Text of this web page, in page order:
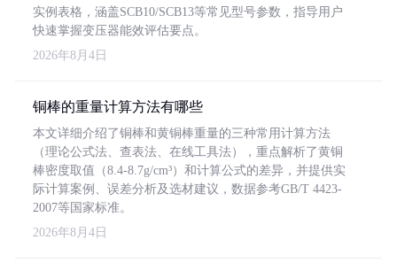
实例表格，涵盖SCB10/SCB13等常见型号参数，指导用户
快速掌握变压器能效评估要点。
2026年8月4日
铜棒的重量计算方法有哪些
本文详细介绍了铜棒和黄铜棒重量的三种常用计算方法
（理论公式法、查表法、在线工具法），重点解析了黄铜
棒密度取值（8.4-8.7g/cm³）和计算公式的差异，并提供实
际计算案例、误差分析及选材建议，数据参考GB/T 4423-
2007等国家标准。
2026年8月4日